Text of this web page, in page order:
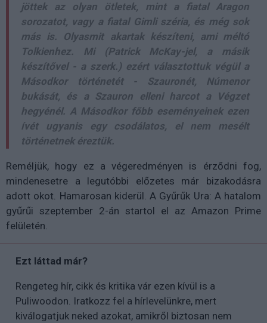
jöttek az olyan ötletek, mint a fiatal Aragon
sorozatot, vagy a fiatal Gimli széria, és még sok
más is. Olyasmit akartak készíteni, ami méltó
Tolkienhez. Mi (Patrick McKay-jel, a másik
készítővel - a szerk.) ezért választottuk végül a
Másodkor történetét - Szauronét, Númenor
bukását, és a Szauron elleni harcot a Végzet
hegyénél. A Másodkor főbb eseményeinek ezen
ívét ugyanis egy csodálatos, el nem mesélt
történetnek éreztük.
Reméljük, hogy ez a végeredményen is érződni fog,
mindenesetre a legutóbbi előzetes már bizakodásra
adott okot. Hamarosan kiderül. A Gyűrűk Ura: A hatalom
gyűrűi szeptember 2-án startol el az Amazon Prime
felületén.
Ezt láttad már?
Rengeteg hír, cikk és kritika vár ezen kívül is a
Puliwoodon. Iratkozz fel a hírlevelünkre, mert
kiválogatjuk neked azokat, amikről biztosan nem